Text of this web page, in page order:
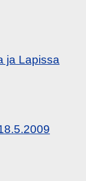
ja Lapissa